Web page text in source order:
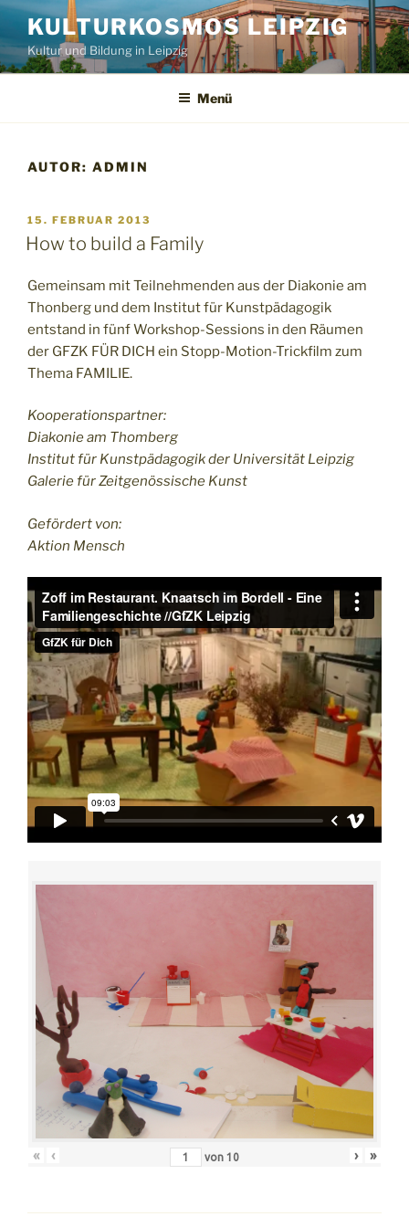
Zum
Inhalt
springen
KULTURKOSMOS LEIPZIG
Kultur und Bildung in Leipzig
Menü
AUTOR: ADMIN
VERÖFFENTLICHT
AM
15. FEBRUAR 2013
How to build a Family
Gemeinsam mit Teilnehmenden aus der Diakonie am
Thonberg und dem Institut für Kunstpädagogik
entstand in fünf Workshop-Sessions in den Räumen
der GFZK FÜR DICH ein Stopp-Motion-Trickfilm zum
Thema FAMILIE.
Kooperationspartner:
Diakonie am Thomberg
Institut für Kunstpädagogik der Universität Leipzig
Galerie für Zeitgenössische Kunst
Gefördert von:
Aktion Mensch
« ‹ von 10 › »